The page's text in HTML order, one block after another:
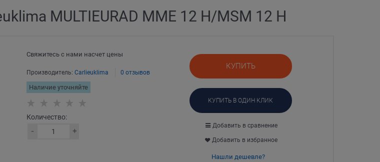
MULTIEURAD MME 12 H/MSM 12 H
Свяжитесь с нами насчет цены
Производитель:Carlieuklima 0 отзывов
Наличие уточняйте
Количество:
КУПИТЬ
КУПИТЬ В ОДИН КЛИК
Добавить в сравнение
Добавить в избранное
Нашли дешевле?